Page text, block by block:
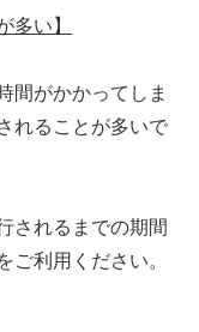
多い】
間がかかってしま
れることが多いで
されるまでの期間
ご利用ください。